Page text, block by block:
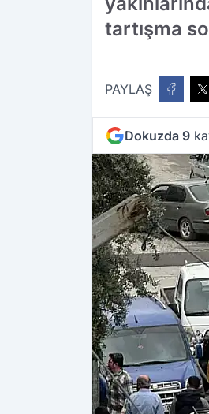
tartışma
PAYLAŞ
Dokuzda 9